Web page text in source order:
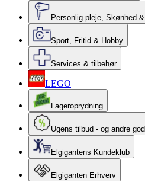
Personlig pleje, Skønhed
Sport, Fritid & Hobby
Services & tilbehør
LEGO
Lageroprydning
Ugens tilbud - og andre
Elgigantens Kundeklub
Elgiganten Erhverv